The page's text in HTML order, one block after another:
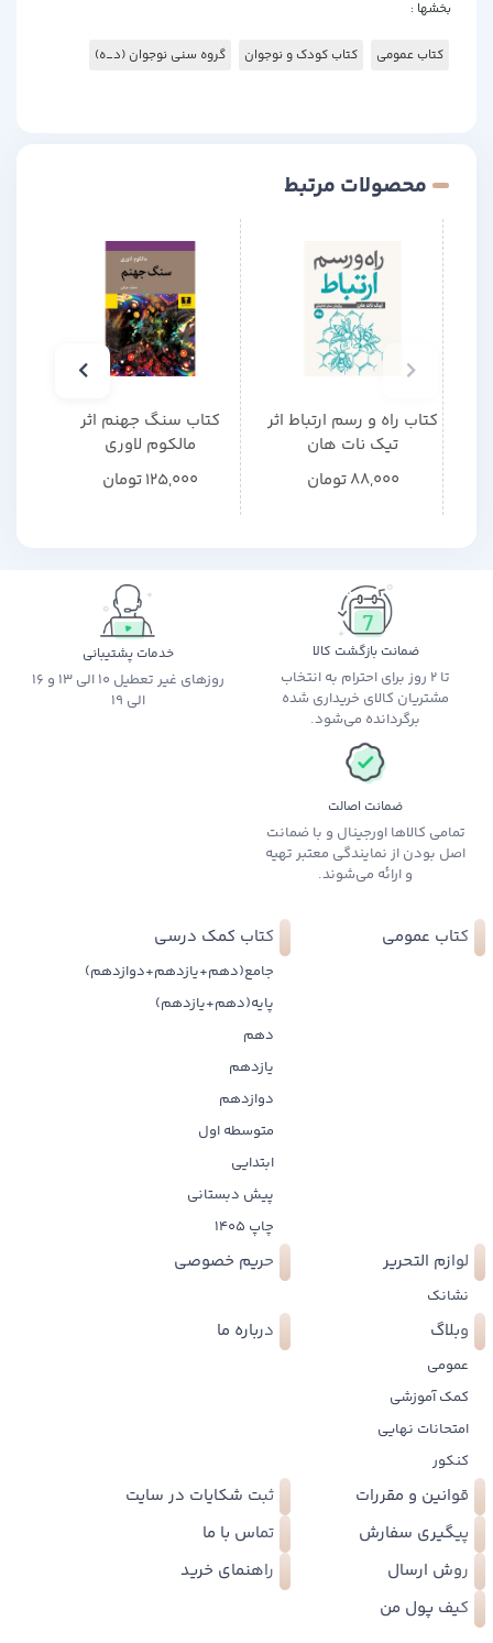
بخشها :
کتاب عمومی کتاب کودک و نوجوان گروه سنی نوجوان (د_ه)
محصولات مرتبط
کتاب راه و رسم ارتباط اثر
تیک نات هان
88,000تومان
کتاب سنگ جهنم اثر
مالکوم لاوری
125,000تومان
ضمانت بازگشت کالا
تا 2 روز برای احترام به انتخاب
مشتریان کالای خریداری شده
برگردانده می‌شود.
خدمات پشتیبانی
روزهای غیر تعطیل 10 الی 13 و 16
الی 19
ضمانت اصالت
تمامی کالاها اورجینال و با ضمانت
اصل بودن از نمایندگی معتبر تهیه
و ارائه می‌شوند.
کتاب عمومی کتاب کمک درسی
جامع(دهم+یازدهم+دوازدهم)
پایه(دهم+یازدهم)
دهم
یازدهم
دوازدهم
متوسطه اول
ابتدایی
پیش دبستانی
چاپ 1405
لوازم التحریر
نشانک
حریم خصوصی
وبلاگ
عمومی
کمک آموزشی
امتحانات نهایی
کنکور
درباره ما
قوانین و مقررات
ثبت شکایات در سایت
پیگیری سفارش
تماس با ما
روش ارسال
راهنمای خرید
کیف پول من